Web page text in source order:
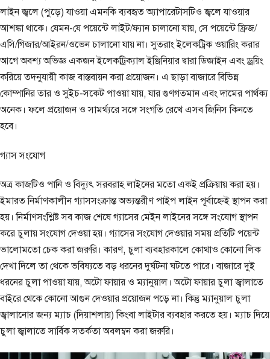
লাইন জ্বলে (পুড়ে) যাওয়া এমনকি ব্যবহৃত অ্যাপারেটাসটিও জ্বলে যাওয়ার
আশঙ্কা থাকে। যেমন-যে পয়েন্টে লাইট/ফ্যান চালানো যায়, সে পয়েন্টে ফ্রিজ/
এসি/গিজার/আইরন/ওভেন চালানো যায় না। সুতরাং ইলেকট্রিক ওয়ারিং করার
আগে অবশ্য অভিজ্ঞ একজন ইলেকট্রিক্যাল ইঞ্জিনিয়ার দ্বারা ডিজাইন এবং ড্রয়িং
করিয়ে তদনুযায়ী কাজ বাস্তবায়ন করা প্রয়োজন। এ ছাড়া বাজারে বিভিন্ন
কোম্পানির তার ও সুইচ-সকেট পাওয়া যায়, যার গুণগতমান এবং দামের পার্থক্য
অনেক। ফলে প্রয়োজন ও সামর্থ্যরে সঙ্গে সংগতি রেখে এসব জিনিস কিনতে
হবে।
গ্যাস সংযোগ
অত্র কাজটিও পানি ও বিদ্যুৎ সরবরাহ লাইনের মতো একই প্রক্রিয়ায় করা হয়।
ইমারত নির্মাণকালীন গ্যাসসংক্রান্ত অভ্যন্তরীণ পাইপ লাইন পূর্বাহ্নেই স্থাপন করা
হয়। নির্মাণসংশ্লিষ্ট সব কাজ শেষে গ্যাসের মেইন লাইনের সঙ্গে সংযোগ স্থাপন
করে চুলায় সংযোগ দেওয়া হয়। গ্যাসের সংযোগ দেওয়ার সময় প্রতিটি পয়েন্ট
ভালোমতো চেক করা জরুরি। কারণ, চুলা ব্যবহারকালে কোথাও কোনো লিক
দেখা দিলে তা থেকে ভবিষ্যতে বড় ধরনের দুর্ঘটনা ঘটতে পারে। বাজারে দুই
ধরনের চুলা পাওয়া যায়, অটো ফায়ার ও ম্যানুয়াল। অটো ফায়ার চুলা জ্বালাতে
বাইরে থেকে কোনো আগুন দেওয়ার প্রয়োজন পড়ে না। কিন্তু ম্যানুয়াল চুলা
জ্বালানোর জন্য ম্যাচ (দিয়াশলায়) কিংবা লাইটার ব্যবহার করতে হয়। ম্যাচ দিয়ে
চুলা জ্বালাতে সার্বিক সতর্কতা অবলম্বন করা জরুরি।